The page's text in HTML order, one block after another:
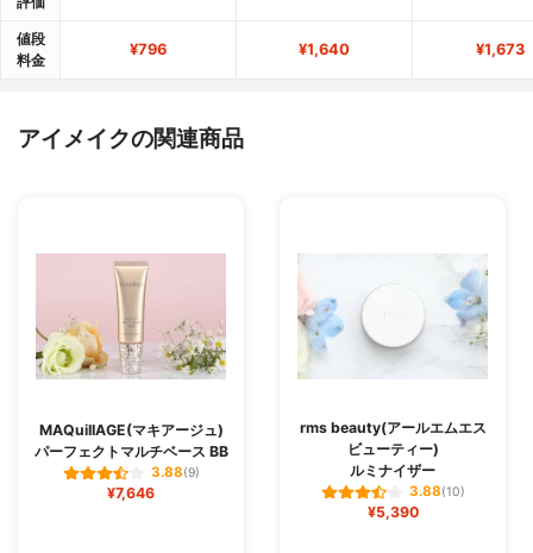
値段
料金
¥796 ¥1,640 ¥1,673
アイメイクの関連商品
MAQuiIIAGE(マキアージュ)
パーフェクトマルチベース BB
3.88(9)
¥7,646
rms beauty(アールエムエス
ビューティー)
ルミナイザー
3.88(10)
¥5,390